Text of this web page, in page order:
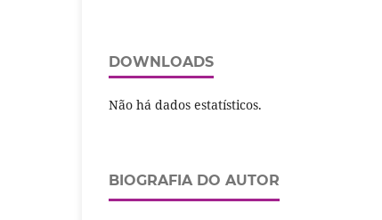
DOWNLOADS
Não há dados estatísticos.
BIOGRAFIA DO AUTOR